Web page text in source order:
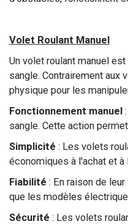
Volet Roulant Manuel
Un volet roulant manuel
sangle. Contrairement
physique pour les
Fonctionnement manuel
sangle. Cette action
Simplicité : Les volets
économiques à l'achat et
Fiabilité : En raison de
que les modèles
Sécurité : Les volets